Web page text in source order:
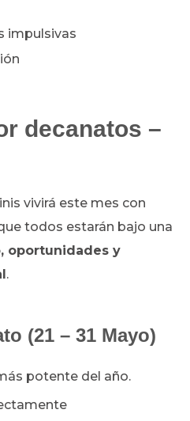
impulsivas
decanatos –
vivirá este mes con
todos estarán bajo una
oportunidades y
.
(21 – 31 Mayo)
potente del año.